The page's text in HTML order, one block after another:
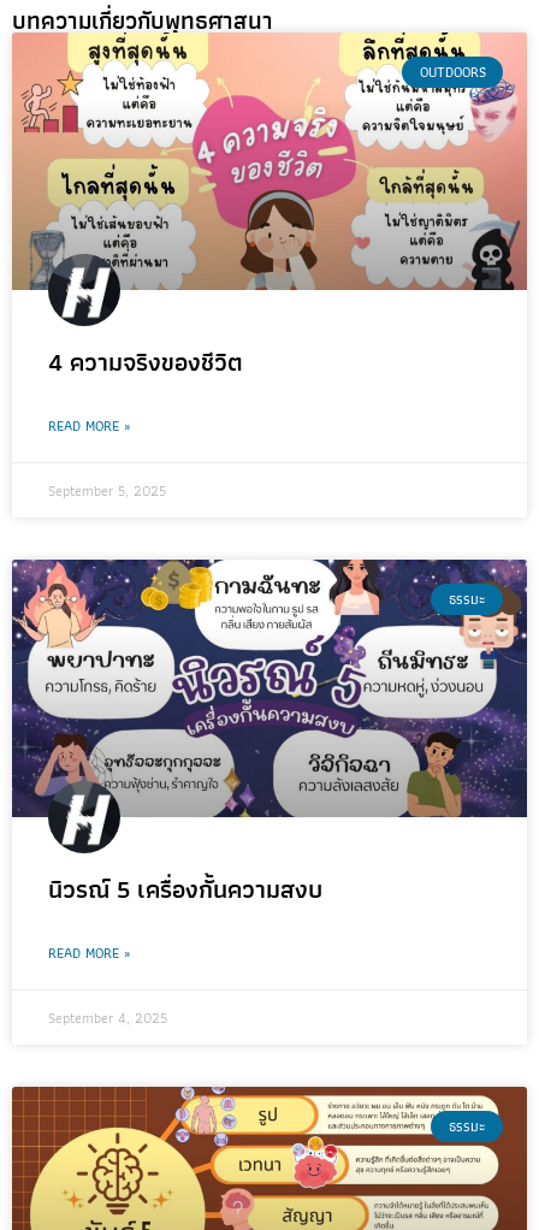
บทความเกี่ยวกับพุทธศาสนา
OUTDOORS
4 ความจริงของชีวิต
READ MORE »
September 5, 2025
ธรรมะ
นิวรณ์ 5 เครื่องกั้นความสงบ
READ MORE »
September 4, 2025
ธรรมะ